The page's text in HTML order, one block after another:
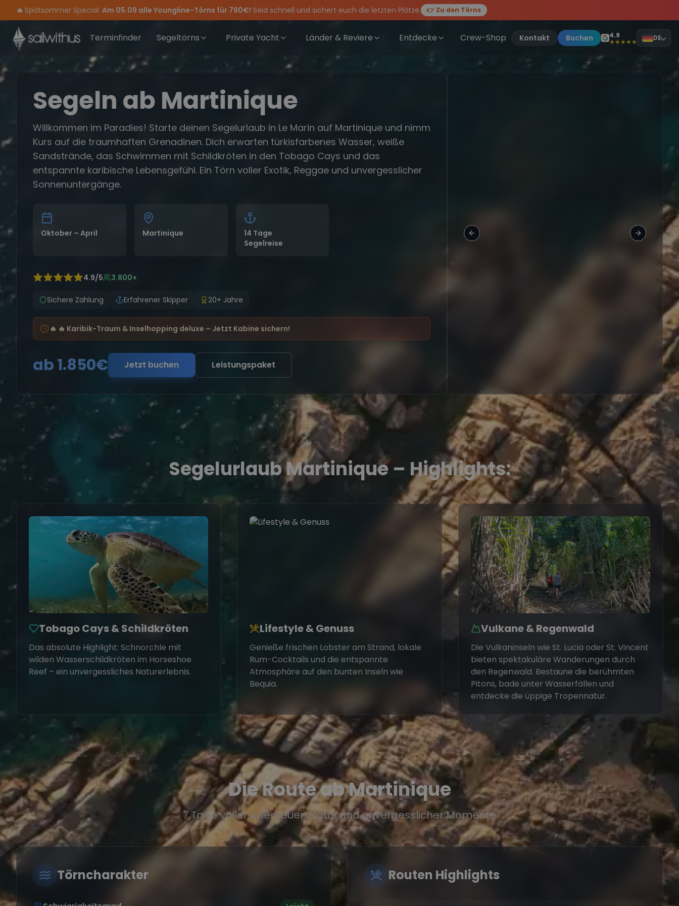
Skip to content
🔥 Spätsommer Special: Am 05.09 alle Youngline-Törns für 790€! Seid schnell und sichert euch die letzten Plätze. 👉 Zu den Törns
Sichere Dir jetztDein Meilenbuch und Deine sailwithus-Crewwearfür Deinen Törn!
Verpass keineTörn-Updates, Insider-Tippsund exklusive Angebote mehr Sowie20€ Rabatt auf deinen ersten Törn!
Season Closing Party 2026!Die Saison war legendär – wir feiern die Törns, die Crew und die besten Geschichten des Jahres, sei dabei.
Terminfinder Segeltörns Private Yacht Länder & Reviere Entdecke Crew-Shop Kontakt Buchen 4.9
★★★★★ DE
Segeln ab Martinique
Willkommen im Paradies! Starte deinen Segelurlaub in Le Marin auf Martinique und nimm
Kurs auf die traumhaften Grenadinen. Dich erwarten türkisfarbenes Wasser, weiße
Sandstrände, das Schwimmen mit Schildkröten in den Tobago Cays und das
entspannte karibische Lebensgefühl. Ein Törn voller Exotik, Reggae und unvergesslicher
Sonnenuntergänge.
Oktober – April Martinique
14 Tage
Segelreise
4.9/5 3.800+
Sichere Zahlung Erfahrener Skipper 20+ Jahre
🔥 🔥 Karibik-Traum & Inselhopping deluxe – Jetzt Kabine sichern!
ab 1.850€ Jetzt buchen Leistungspaket
Previous slide Next slide
Segelurlaub Martinique – Highlights:
Tobago Cays & Schildkröten
Das absolute Highlight: Schnorchle mit
wilden Wasserschildkröten im Horseshoe
Reef – ein unvergessliches Naturerlebnis.
Lifestyle & Genuss
Genieße frischen Lobster am Strand, lokale
Rum-Cocktails und die entspannte
Atmosphäre auf den bunten Inseln wie
Bequia.
Vulkane & Regenwald
Die Vulkaninseln wie St. Lucia oder St. Vincent
bieten spektakuläre Wanderungen durch
den Regenwald. Bestaune die berühmten
Pitons, bade unter Wasserfällen und
entdecke die üppige Tropennatur.
Die Route ab Martinique
7 Tage voller Abenteuer, Natur und unvergesslicher Momente
Törncharakter Routen Highlights